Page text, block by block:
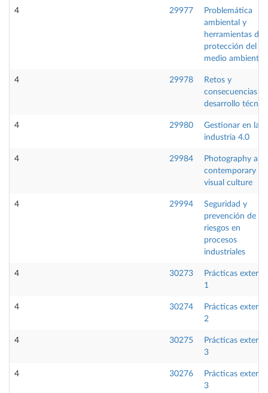
4 29977
Problemática
ambiental y
herramientas de
protección del
medio ambiente
4 29978
Retos y
consecuencias
desarrollo
4 29980
Gestionar en la
industria 4.0
4 29984
Photography and
contemporary
visual culture
4 29994
Seguridad y
prevención de
riesgos en
procesos
industriales
4 30273
Prácticas
1
4 30274
Prácticas
2
4 30275
Prácticas
3
4 30276
Prácticas
3